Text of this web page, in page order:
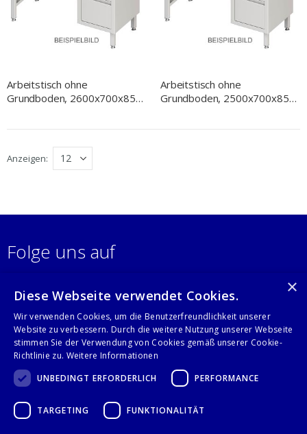
Arbeitstisch ohne
Grundboden, 2600x700x850
Arbeitstisch ohne
Grundboden, 2500x700x850
Anzeigen
Folge uns auf
IMPRESSUM
DATENSCHUTZERKLÄRUNG
×
Diese Webseite verwendet Cookies.
Wir verwenden Cookies, um die Benutzerfreundlichkeit unserer
Website zu verbessern. Durch die weitere Nutzung unserer Webseite
stimmen Sie der Verwendung von Cookies gemäß unserer Cookie-
Richtlinie zu. Weitere Informationen
UNBEDINGT ERFORDERLICH
PERFORMANCE
TARGETING FUNKTIONALITÄT